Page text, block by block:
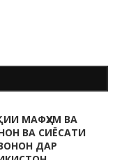
МАФҲУМ ВА
ВА СИЁСАТИ
ДАР